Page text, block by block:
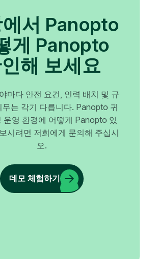
서 Panopto
게 Panopto
해 보세요
마다 안전 요건, 인력 배치 및 규
무는 각기 다릅니다. Panopto 귀
운영 환경에 어떻게 Panopto 있
시려면 저희에게 문의해 주십시
오.
데모 체험하기